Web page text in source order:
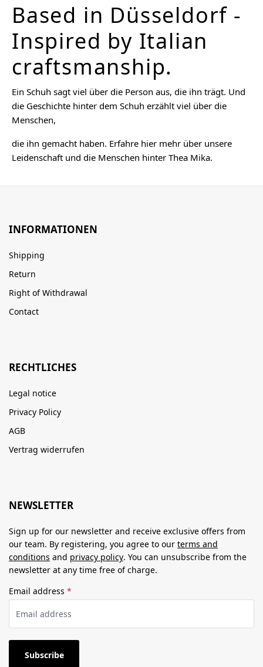
Based in Düsseldorf -
Inspired by Italian
craftsmanship.
Ein Schuh sagt viel über die Person aus, die ihn trägt. Und
die Geschichte hinter dem Schuh erzählt viel über die
Menschen,
die ihn gemacht haben. Erfahre hier mehr über unsere
Leidenschaft und die Menschen hinter Thea Mika.
INFORMATIONEN
Shipping
Return
Right of Withdrawal
Contact
RECHTLICHES
Legal notice
Privacy Policy
AGB
Vertrag widerrufen
NEWSLETTER
Sign up for our newsletter and receive exclusive offers from
our team. By registering, you agree to our terms and
conditions and privacy policy. You can unsubscribe from the
newsletter at any time free of charge.
Email address *
Subscribe